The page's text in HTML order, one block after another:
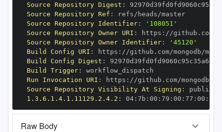
Source Repository Digest :
Source Repository Ref :
refs/heads/master
Source Repository Identifier:
'108051'
Source Repository Owner URI : https :
Source Repository Owner Identifier:
'45120'
Build Config URI : https : //github.com/mongodb/
Build Config Digest :
Build Trigger:
Run Invocation URI : https : //github.com/mongodb/
Source Repository Visibility At Signing :
1.3.6.1.4.1.11129.2.4.2 : 04: 7b : 00 : 79 : 00 : 77 : 00 : dd
Raw Body